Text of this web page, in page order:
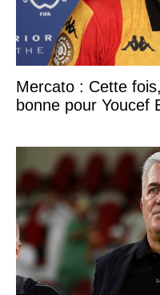
Mercato : Cette
bonne pour Youcef